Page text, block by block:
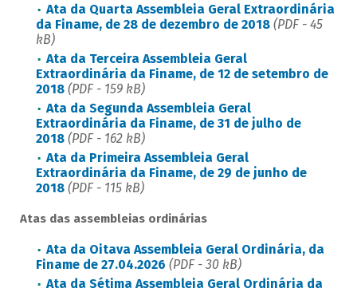
Ata da Quarta Assembleia Geral Extraordinária
da Finame, de 28 de dezembro de 2018 (PDF - 45
kB)
Ata da Terceira Assembleia Geral
Extraordinária da Finame, de 12 de setembro de
2018 (PDF - 159 kB)
Ata da Segunda Assembleia Geral
Extraordinária da Finame, de 31 de julho de
2018 (PDF - 162 kB)
Ata da Primeira Assembleia Geral
Extraordinária da Finame, de 29 de junho de
2018 (PDF - 115 kB)
Atas das assembleias ordinárias
Ata da Oitava Assembleia Geral Ordinária, da
Finame de 27.04.2026 (PDF - 30 kB)
Ata da Sétima Assembleia Geral Ordinária da